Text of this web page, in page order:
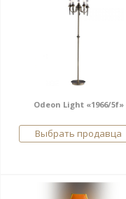
Odeon Light «1966/5f»
Выбрать продавца